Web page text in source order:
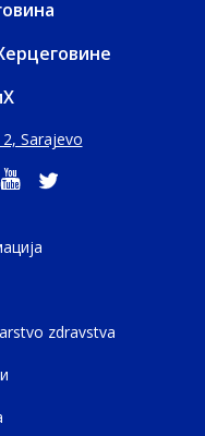
Sarajevo
zdravstva